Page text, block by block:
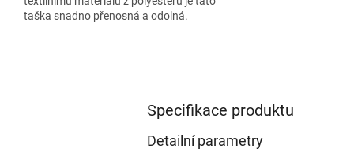
taška snadno přenosná a odolná.
Specifikace produktu
Detailní parametry